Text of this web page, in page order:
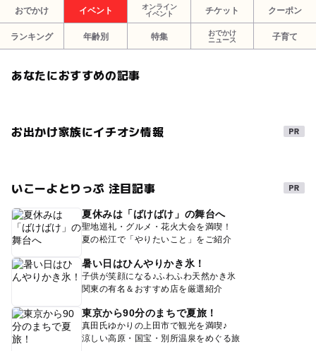
おでかけ イベント
オンライン
イベント
チケット クーポン
ランキング 年齢別 特集
おでかけ
ニュース
子育て
あなたにおすすめの記事
お出かけ家族にイチオシ情報
いこーよとりっぷ 注目記事
夏休みは「ばけばけ」の舞台へ
聖地巡礼・グルメ・花火大会を満喫！
夏の松江で「やりたいこと」をご紹介
暑い日はひんやりかき氷！
子供が笑顔になる♪ふわふわ天然かき氷
関東の有名＆おすすめ店を厳選紹介
東京から90分のまちで夏旅！
真田氏ゆかりの上田市で観光を満喫♪
涼しい高原・国宝・別所温泉をめぐる旅